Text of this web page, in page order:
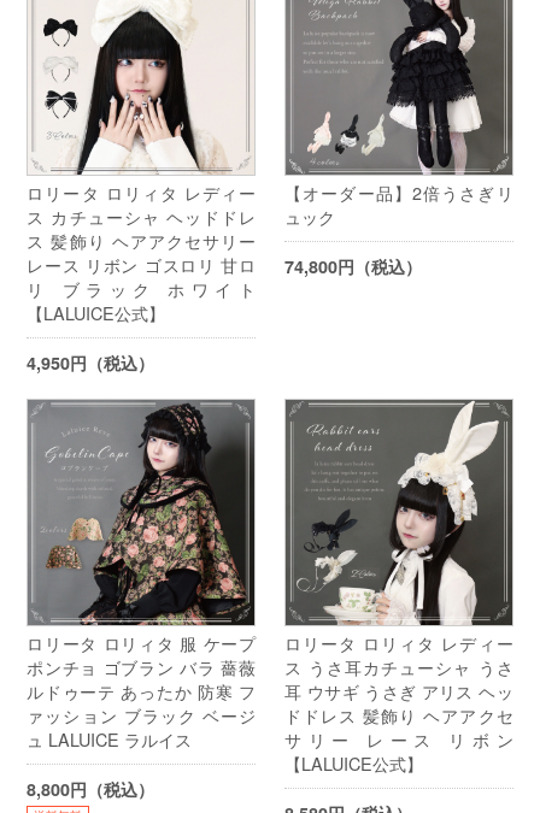
ロリータ ロリィタ レディー
ス カチューシャ ヘッドドレ
ス 髪飾り ヘアアクセサリー
レース リボン ゴスロリ 甘ロ
リ ブラック ホワイト
【LALUICE公式】
4,950円（税込）
【オーダー品】2倍うさぎリ
ュック
74,800円（税込）
ロリータ ロリィタ 服 ケープ
ポンチョ ゴブラン バラ 薔薇
ルドゥーテ あったか 防寒 フ
ァッション ブラック ベージ
ュ LALUICE ラルイス
8,800円（税込）
ロリータ ロリィタ レディー
ス うさ耳カチューシャ うさ
耳 ウサギ うさぎ アリス ヘッ
ドドレス 髪飾り ヘアアクセ
サリー レース リボン
【LALUICE公式】